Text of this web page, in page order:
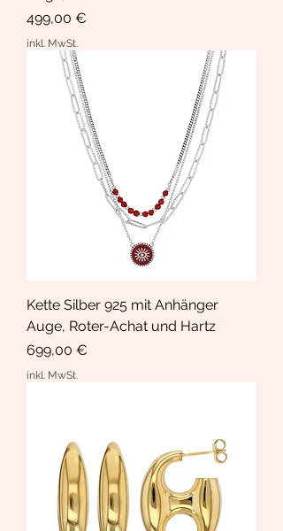
Preis
499,00 €
inkl. MwSt.
Kette Silber 925 mit Anhänger
Auge, Roter-Achat und Hartz
Preis
699,00 €
inkl. MwSt.